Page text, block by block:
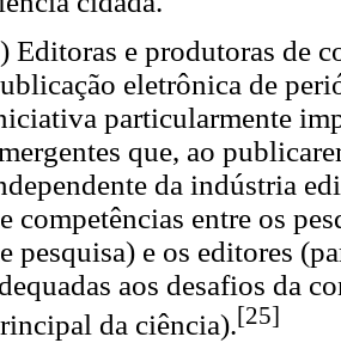
Editoras e produtoras de
eletrônica de
particularmente
que, ao
da indústria
competências entre os
pesquisa) e os editores
aos desafios da
da ciência).[25]